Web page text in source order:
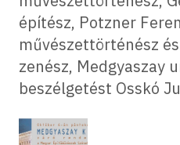
építész, Potzner
művészettörténész
zenész, Medgyaszay
beszélgetést Osskó